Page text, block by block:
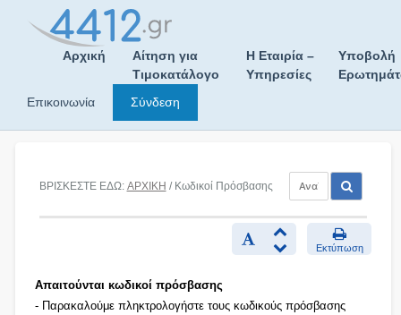
Αρχική
Αίτηση για
Τιμοκατάλογο
Η Εταιρία –
Υπηρεσίες
Υποβολή
Επικοινωνία
Σύνδεση
ΒΡΙΣΚΕΣΤΕ ΕΔΩ: ΑΡΧΙΚΗ / Κωδικοί Πρόσβασης
Εκτύπωση
Απαιτούνται κωδικοί πρόσβασης
- Παρακαλούμε πληκτρολογήστε τους κωδικούς πρόσβασης